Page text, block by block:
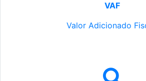
VAF
Valor Adicionado